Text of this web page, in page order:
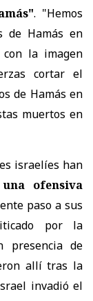
. "Hemos
de Hamás en
la imagen
cortar el
de Hamás en
muertos en
israelíes han
ofensiva
paso a sus
por la
presencia de
allí tras la
invadió el